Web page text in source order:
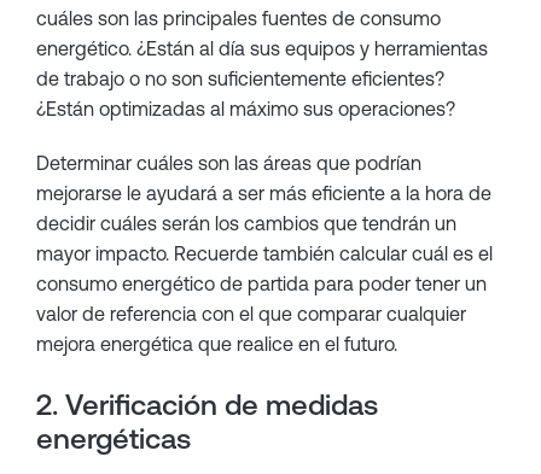
cuáles son las principales fuentes de consumo
energético. ¿Están al día sus equipos y herramientas
de trabajo o no son suficientemente eficientes?
¿Están optimizadas al máximo sus operaciones?
Determinar cuáles son las áreas que podrían
mejorarse le ayudará a ser más eficiente a la hora de
decidir cuáles serán los cambios que tendrán un
mayor impacto. Recuerde también calcular cuál es el
consumo energético de partida para poder tener un
valor de referencia con el que comparar cualquier
mejora energética que realice en el futuro.
2. Verificación de medidas
energéticas